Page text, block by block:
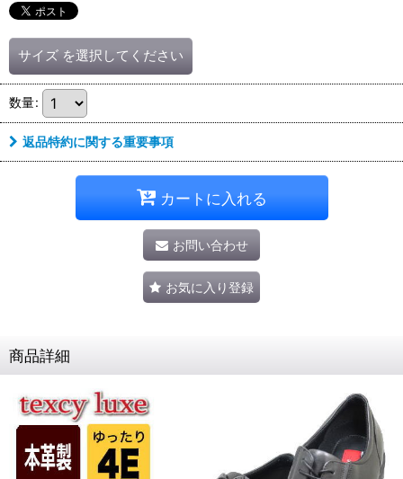
サイズ を選択してください
数量:
返品特約に関する重要事項
カートに入れる
お問い合わせ
お気に入り登録
商品詳細